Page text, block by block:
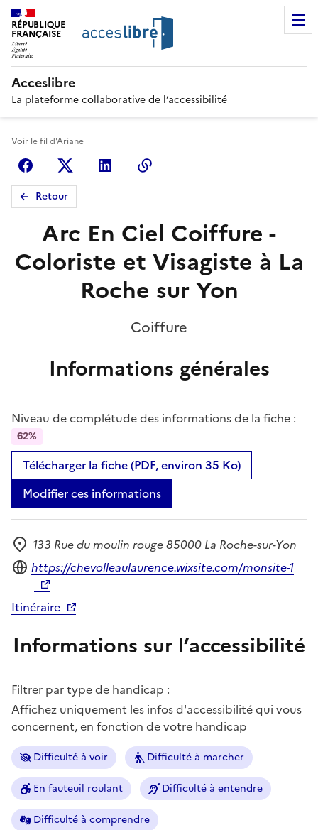
RÉPUBLIQUE
FRANÇAISE
Acceslibre
La plateforme collaborative de l’accessibilité
Voir le fil d'Ariane
FacebookX (anciennement Twitter)
Linkedin
Retour
Arc En Ciel Coiffure -
Coloriste et Visagiste à La
Roche sur Yon
Coiffure
Informations générales
Niveau de complétude des informations de la fiche :
62%
Télécharger la fiche (PDF, environ 35 Ko)
Modifier ces informations
Adresse
133 Rue du moulin rouge 85000 La Roche-sur-Yon
Site internet
https://chevolleaulaurence.wixsite.com/monsite-1
Itinéraire
Informations sur l’accessibilité
Filtrer par type de handicap :
Affichez uniquement les infos d'accessibilité qui vous
concernent, en fonction de votre handicap
Difficulté à voir Difficulté à marcher
En fauteuil roulant Difficulté à entendre
Difficulté à comprendre